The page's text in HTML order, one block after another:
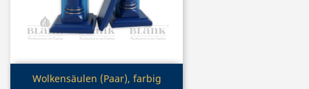
Vorschau
Wolkensäulen (Paar), farbig